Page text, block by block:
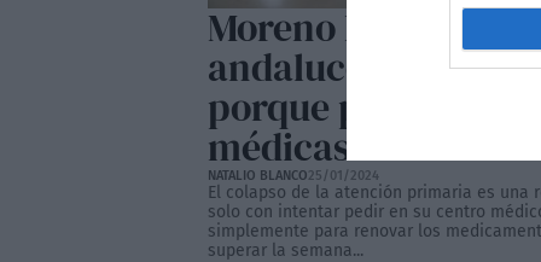
Moreno Bonilla
andaluces de
porque pierden
médicas al año
NATALIO BLANCO25/01/2024
El colapso de la atención primaria es
solo con intentar pedir en su centro
simplemente para renovar los
superar la semana...